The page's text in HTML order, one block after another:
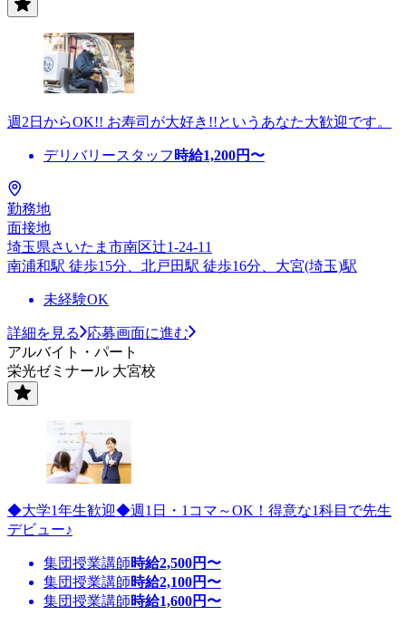
週2日からOK!! お寿司が大好き!!というあなた大歓迎です。
デリバリースタッフ 時給1,200円〜
勤務地
面接地
埼玉県さいたま市南区辻1-24-11
南浦和駅 徒歩15分、北戸田駅 徒歩16分、大宮(埼玉)駅
未経験OK
詳細を見る
応募画面に進む
アルバイト・パート
栄光ゼミナール 大宮校
◆大学1年生歓迎◆週1日・1コマ～OK！得意な1科目で先生
デビュー♪
集団授業講師時給2,500円〜
集団授業講師時給2,100円〜
集団授業講師時給1,600円〜